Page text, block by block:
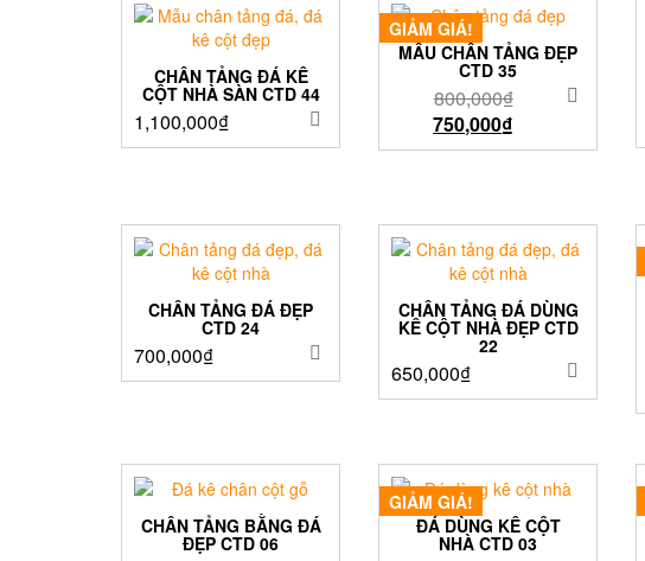
CHÂN TẢNG ĐÁ KÊ
CỘT NHÀ SÀN CTD 44
1,100,000₫
GIẢM GIÁ!
MẪU CHÂN TẢNG ĐẸP
CTD 35
800,000₫
750,000₫
CHÂN TẢNG ĐÁ ĐẸP
CTD 24
700,000₫
CHÂN TẢNG ĐÁ DÙNG
KÊ CỘT NHÀ ĐẸP CTD
22
650,000₫
CHÂN TẢNG BẰNG ĐÁ
ĐẸP CTD 06
GIẢM GIÁ!
ĐÁ DÙNG KÊ CỘT
NHÀ CTD 03